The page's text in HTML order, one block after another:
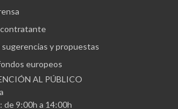
sugerencias y propuestas
europeos
AL PÚBLICO
de 9:00h a 14:00h